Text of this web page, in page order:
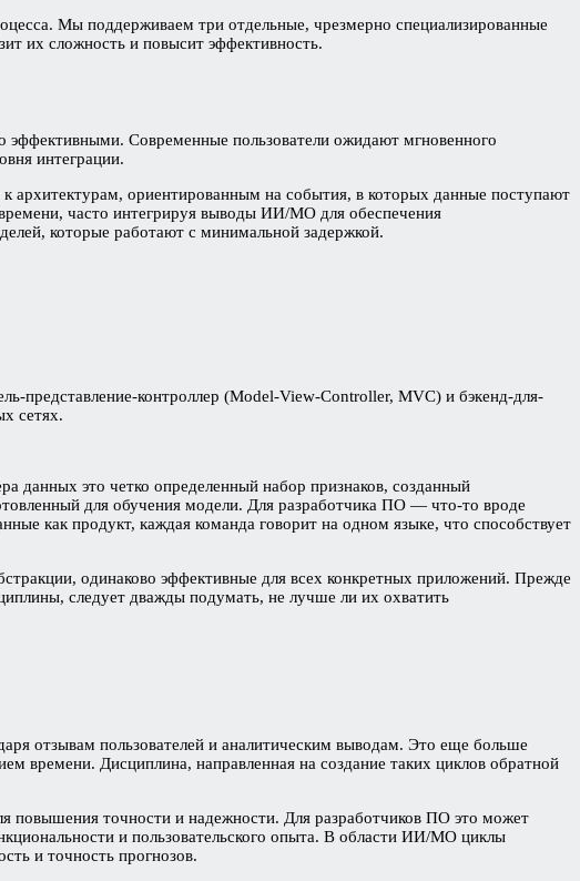
Мы поддерживаем три отдельные, чрезмерно специализированные
их сложность и повысит эффективность.
эффективными. Современные пользователи ожидают мгновенного
интеграции.
архитектурам, ориентированным на события, в которых данные поступают
часто интегрируя выводы ИИ/МО для обеспечения
которые работают с минимальной задержкой.
представление-контроллер (Model-View-Controller, MVC) и бэкенд-для-
сетях.
это четко определенный набор признаков, созданный
для обучения модели. Для разработчика ПО — что-то вроде
как продукт, каждая команда говорит на одном языке, что способствует
одинаково эффективные для всех конкретных приложений. Прежде
следует дважды подумать, не лучше ли их охватить
отзывам пользователей и аналитическим выводам. Это еще больше
времени. Дисциплина, направленная на создание таких циклов обратной
повышения точности и надежности. Для разработчиков ПО это может
и пользовательского опыта. В области ИИ/МО циклы
и точность прогнозов.